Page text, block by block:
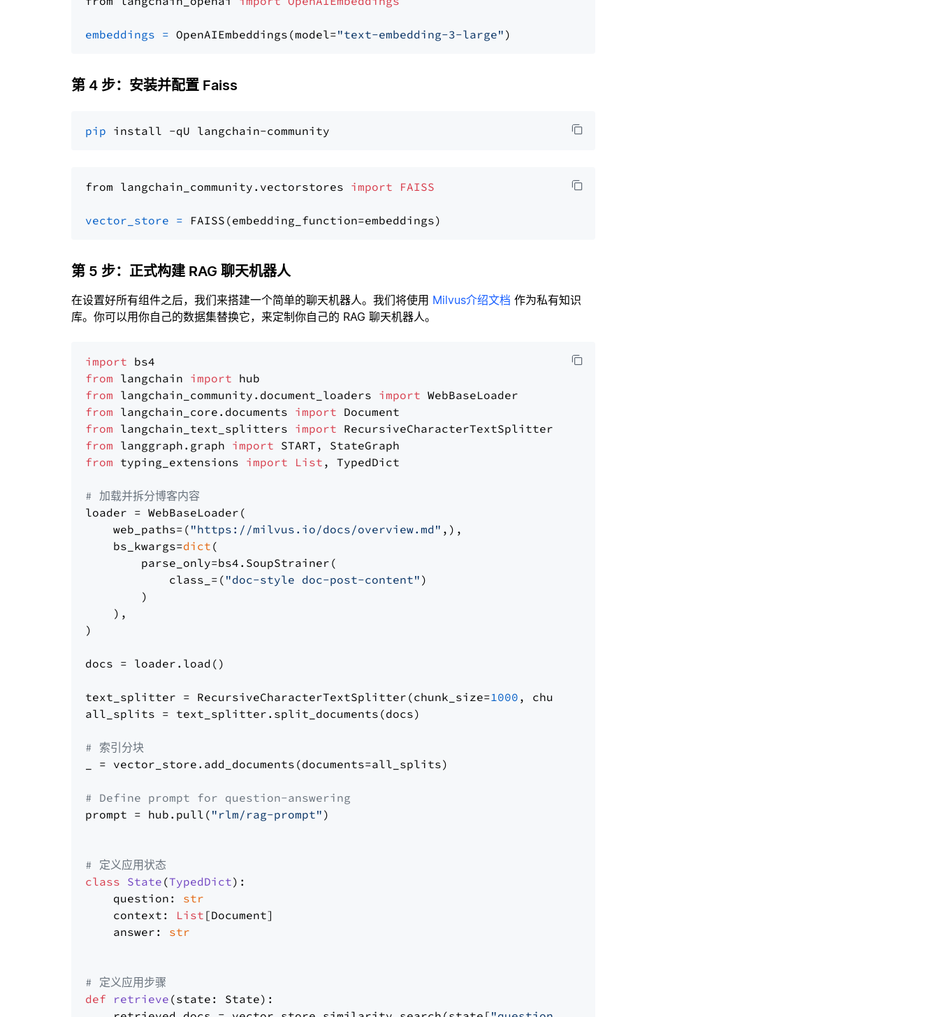
embeddings = OpenAIEmbeddings(model="text-embedding-3-large"
第 4 步：安装并配置 Faiss
pip
from langchain_community.vectorstores import FAISS
vector_store =
第 5 步：正式构建 RAG 聊天机器人
在设置好所有组件之后，我们来搭建一个简单的聊天机器人。我们将使用 Milvus介绍文档 作为私有知识
库。你可以用你自己的数据集替换它，来定制你自己的 RAG 聊天机器人。
import
from langchain import
from langchain_community.document_loaders import
from langchain_core.documents import
from langchain_text_splitters import
from langgraph.graph import
from typing_extensions import List , TypedDict
# 加载并拆分博客内容
loader = WebBaseLoader(
    web_paths=(
"https://milvus.io/docs/overview.md" ,),
    bs_kwargs=
dict (
        parse_only=bs4.SoupStrainer(
            class_=(
"doc-style doc-post-content" )
        )
    ),
)
docs = loader.load()
text_splitter = RecursiveCharacterTextSplitter(chunk_size=1000 , chunk_overlap=
all_splits = text_splitter.split_documents(docs)
# 索引分块
_ = vector_store.add_documents(documents=all_splits)
# Define prompt for question-answering
prompt = hub.pull( "rlm/rag-prompt" )
# 定义应用状态
class State (TypedDict):
    question:
str
    context:
List [Document]
    answer:
str
# 定义应用步骤
def
retrieve (state: State):